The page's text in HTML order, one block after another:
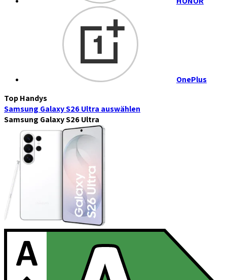
OnePlus
Top Handys
Samsung Galaxy S26 Ultra auswählen
Samsung Galaxy S26 Ultra